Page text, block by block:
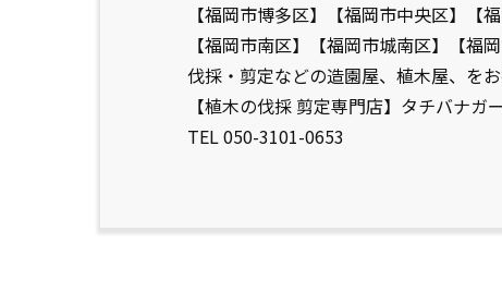
【福岡市博多区】【福岡市中央区】【
【福岡市南区】【福岡市城南区】【福
伐採・剪定などの造園屋、植木屋、を
【植木の伐採 剪定専門店】タチバナガ
TEL 050-3101-0653